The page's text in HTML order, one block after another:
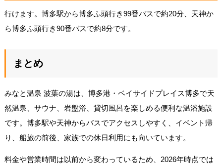
行けます。博多駅から博多ふ頭行き99番バスで約20分、天神か
ら博多ふ頭行き90番バスで約8分です。
まとめ
みなと温泉 波葉の湯は、博多港・ベイサイドプレイス博多で天
然温泉、サウナ、岩盤浴、貸切風呂を楽しめる便利な温浴施設
です。博多駅や天神からバスでアクセスしやすく、イベント帰
り、船旅の前後、家族での休日利用にも向いています。
料金や営業時間は以前から変わっているため、2026年時点では